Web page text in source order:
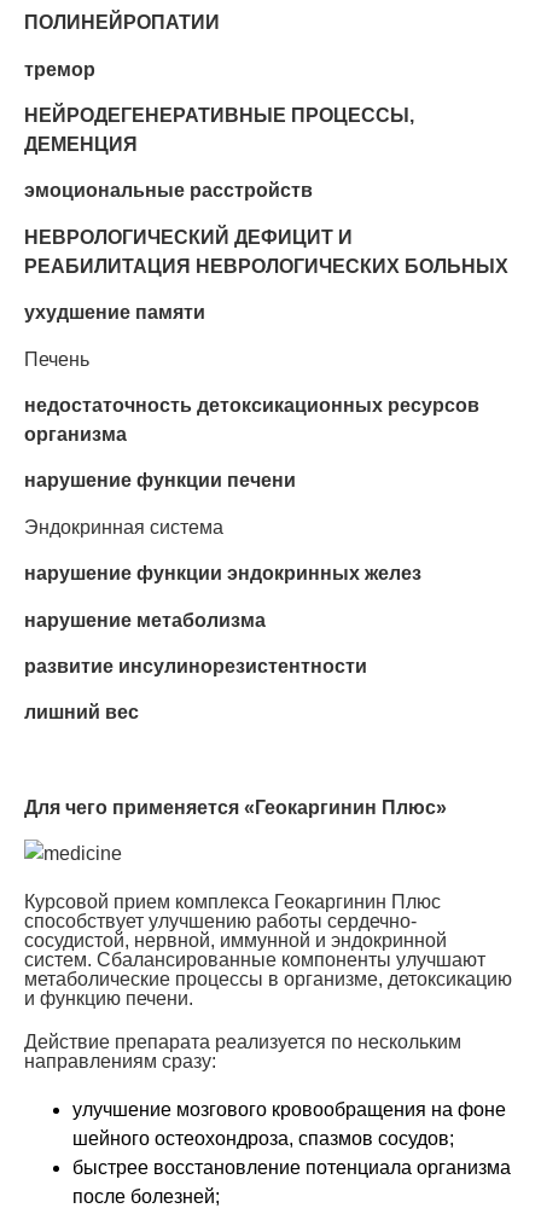
ПОЛИНЕЙРОПАТИИ
тремор
НЕЙРОДЕГЕНЕРАТИВНЫЕ ПРОЦЕССЫ,
ДЕМЕНЦИЯ
эмоциональные расстройств
НЕВРОЛОГИЧЕСКИЙ ДЕФИЦИТ И
РЕАБИЛИТАЦИЯ НЕВРОЛОГИЧЕСКИХ БОЛЬНЫХ
ухудшение памяти
Печень
недостаточность детоксикационных ресурсов
организма
нарушение функции печени
Эндокринная система
нарушение функции эндокринных желез
нарушение метаболизма
развитие инсулинорезистентности
лишний вес
Для чего применяется «Геокаргинин Плюс»
Курсовой прием комплекса Геокаргинин Плюс
способствует улучшению работы сердечно-
сосудистой, нервной, иммунной и эндокринной
систем. Сбалансированные компоненты улучшают
метаболические процессы в организме, детоксикацию
и функцию печени.
Действие препарата реализуется по нескольким
направлениям сразу:
улучшение мозгового кровообращения на фоне
шейного остеохондроза, спазмов сосудов;
быстрее восстановление потенциала организма
после болезней;